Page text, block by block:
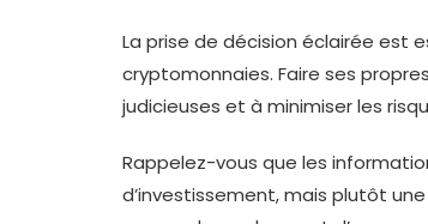
La prise de décision éclairée est
cryptomonnaies. Faire ses
judicieuses et à minimiser les
Rappelez-vous que les
d’investissement, mais plutôt